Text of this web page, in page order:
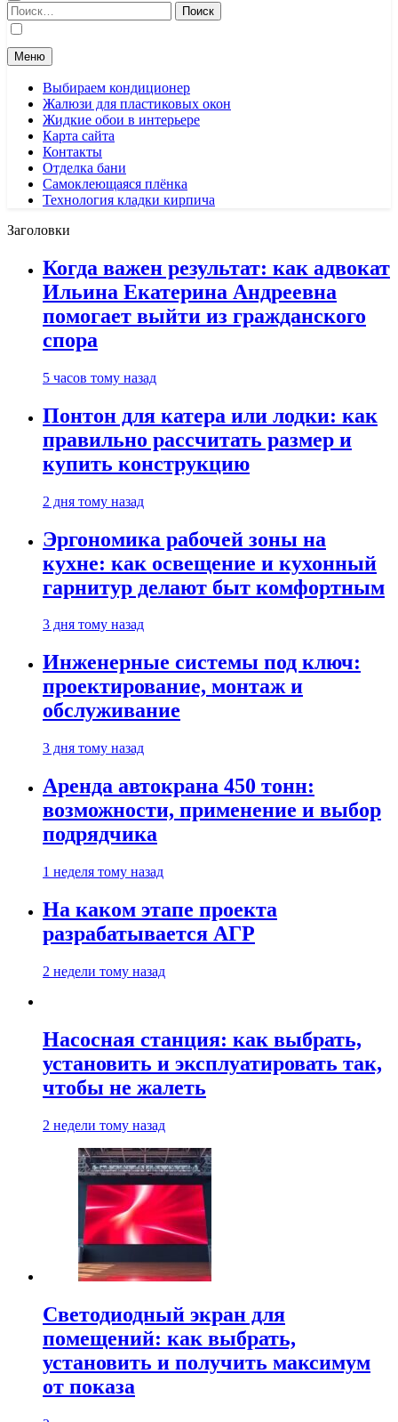
Найти:
Меню
Выбираем кондиционер
Жалюзи для пластиковых окон
Жидкие обои в интерьере
Карта сайта
Контакты
Отделка бани
Самоклеющаяся плёнка
Технология кладки кирпича
Заголовки
Когда важен результат: как адвокат
Ильина Екатерина Андреевна
помогает выйти из гражданского
спора
5 часов тому назад
Понтон для катера или лодки: как
правильно рассчитать размер и
купить конструкцию
2 дня тому назад
Эргономика рабочей зоны на
кухне: как освещение и кухонный
гарнитур делают быт комфортным
3 дня тому назад
Инженерные системы под ключ:
проектирование, монтаж и
обслуживание
3 дня тому назад
Аренда автокрана 450 тонн:
возможности, применение и выбор
подрядчика
1 неделя тому назад
На каком этапе проекта
разрабатывается АГР
2 недели тому назад
Насосная станция: как выбрать,
установить и эксплуатировать так,
чтобы не жалеть
2 недели тому назад
Светодиодный экран для
помещений: как выбрать,
установить и получить максимум
от показа